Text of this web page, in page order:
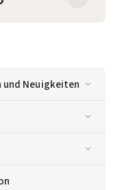
Neuigkeiten